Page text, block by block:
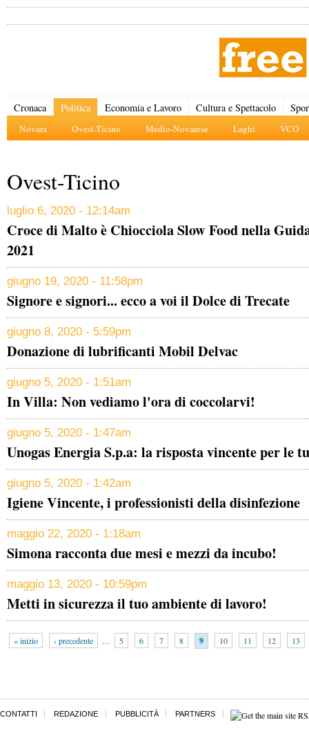
Cronaca Politica
Novara Ovest-Ticino Medio-Novarese Laghi VCO
Economia e Lavoro Cultura e Spettacolo
Ovest-Ticino
luglio 6, 2020 - 12:14am
Croce di Malto è Chiocciola Slow Food nella
2021
giugno 19, 2020 - 11:58pm
Signore e signori... ecco a voi il Dolce di Trecate
giugno 8, 2020 - 5:59pm
Donazione di lubrificanti Mobil Delvac
giugno 5, 2020 - 1:51am
In Villa: Non vediamo l'ora di coccolarvi!
giugno 5, 2020 - 1:47am
Unogas Energia S.p.a: la risposta vincente per le
giugno 5, 2020 - 1:42am
Igiene Vincente, i professionisti della disinfezione
maggio 22, 2020 - 1:18am
Simona racconta due mesi e mezzi da incubo!
maggio 13, 2020 - 10:59pm
Metti in sicurezza il tuo ambiente di lavoro!
« inizio ‹ precedente … 5 6 7 8 9 10 11 12 13
CONTATTI REDAZIONE PUBBLICITÀ PARTNERS